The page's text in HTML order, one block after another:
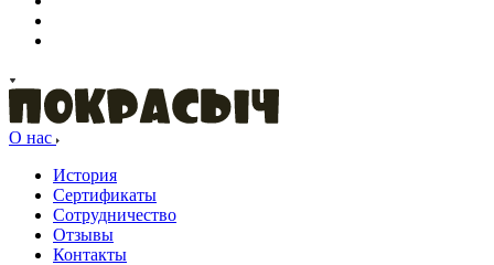
О нас
История
Сертификаты
Сотрудничество
Отзывы
Контакты